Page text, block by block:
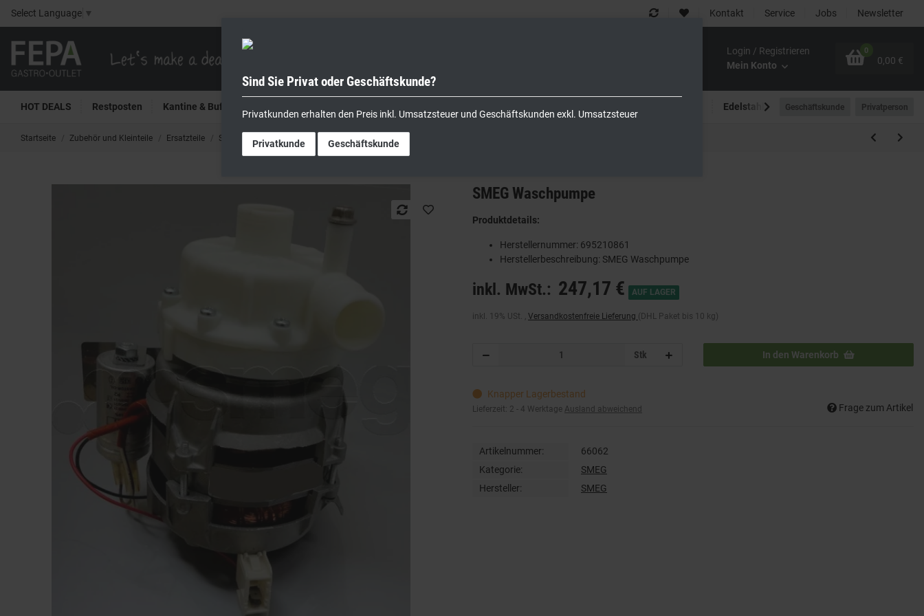
Select Language ▼ Kontakt Service Jobs Newsletter
Login / Registrieren
Mein Konto
0
0,00 €
HOT DEALS Restposten Kantine & Buffet Edelstahlmöbel Outdoor-Bereich
Geschäftskunde Privatperson
Startseite Zubehör und Kleinteile Ersatzteile SMEG SMEG Waschpumpe
SMEG Waschpumpe
Produktdetails:
Herstellernummer: 695210861
Herstellerbeschreibung: SMEG Waschpumpe
inkl. MwSt.: 247,17 € AUF LAGER
inkl. 19% USt. , Versandkostenfreie Lieferung (DHL Paket bis 10 kg)
Stk In den Warenkorb
Knapper Lagerbestand
Lieferzeit: 2 - 4 Werktage Ausland abweichend Frage zum Artikel
Artikelnummer:
66062
Kategorie:
SMEG
Hersteller:
SMEG
Sind Sie Privat oder Geschäftskunde?
Privatkunden erhalten den Preis inkl. Umsatzsteuer und Geschäftskunden exkl. Umsatzsteuer
Privatkunde Geschäftskunde